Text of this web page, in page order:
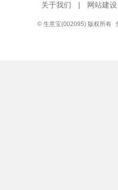
关于我们 | 网站建设
© 生意宝(002095) 版权所有